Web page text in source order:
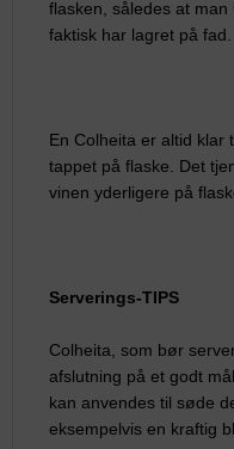
flasken, således at
faktisk har lagret på fad.
En Colheita er altid klar
tappet på flaske. Det
vinen yderligere på
Serverings-TIPS
Colheita, som bør
afslutning på et godt
kan anvendes til søde
eksempelvis en kraftig